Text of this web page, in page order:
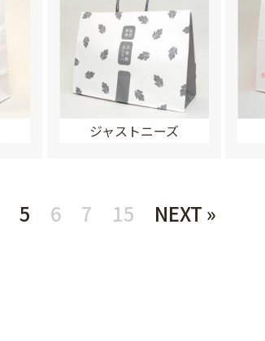
ジャストニーズ
5 6 7 15 NEXT »